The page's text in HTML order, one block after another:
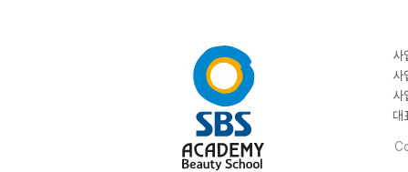
사
사
사
대